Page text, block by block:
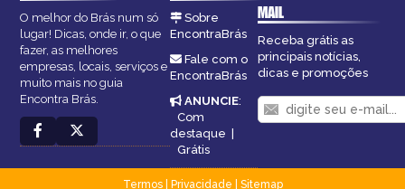
O melhor do Brás num só
lugar! Dicas, onde ir, o que
fazer, as melhores
empresas, locais, serviços e
muito mais no guia
Encontra Brás.
Sobre
EncontraBrás
Fale com o
EncontraBrás
ANUNCIE:
Com
destaque |
Grátis
MAIL
Receba grátis as
principais notícias,
dicas e promoções
Termos| Privacidade
Sitemap